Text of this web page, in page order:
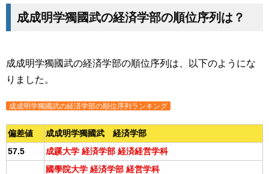
成成明学獨國武の経済学部の順位序列は？
成成明学獨國武の経済学部の順位序列は、以下のようにな
りました。
成成明学獨國武の経済学部の順位序列ランキング
偏差値
成成明学獨國武 経済学部
57.5
成蹊大学 経済学部 経済経営学科
國學院大学 経済学部 経営学科